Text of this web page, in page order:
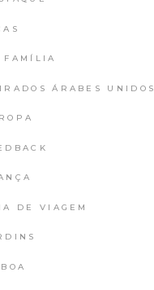
FAMÍLIA
ÁRABES UNIDOS
DE VIAGEM